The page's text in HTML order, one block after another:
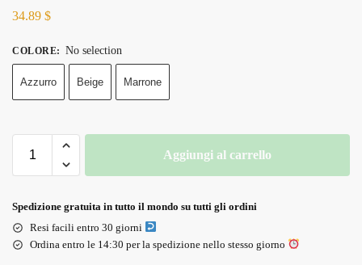
34.89 $
COLORE: No selection
Azzurro Beige Marrone
Aggiungi al carrello
Spedizione gratuita in tutto il mondo su tutti gli ordini
Resi facili entro 30 giorni
Ordina entro le 14:30 per la spedizione nello stesso giorno